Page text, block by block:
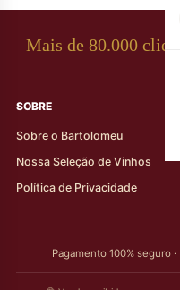
Mais de 80.000
SOBRE
Sobre o Bartolomeu
Nossa Seleção de Vinhos
Política de Privacidade
Pagamento 100% seguro ·